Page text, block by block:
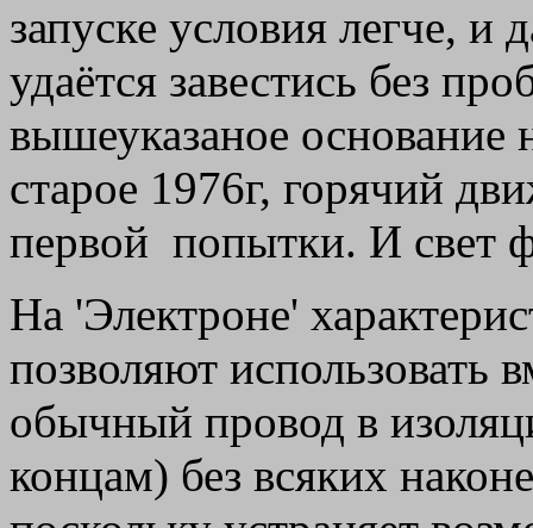
запуске условия легче, и
удаётся завестись без
вышеуказаное основание
старое 1976г, горячий
первой попытки. И свет
На 'Электроне'
позволяют использовать
обычный провод в
концам) без всяких